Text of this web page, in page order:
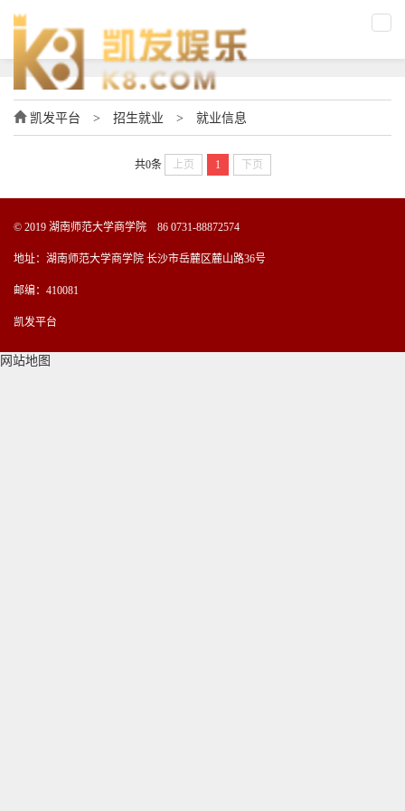
凯发平台 > 招生就业 > 就业信息
共0条 上页 1 下页
© 2019 湖南师范大学商学院 86 0731-88872574
地址：湖南师范大学商学院 长沙市岳麓区麓山路36号
邮编：410081
凯发平台
网站地图